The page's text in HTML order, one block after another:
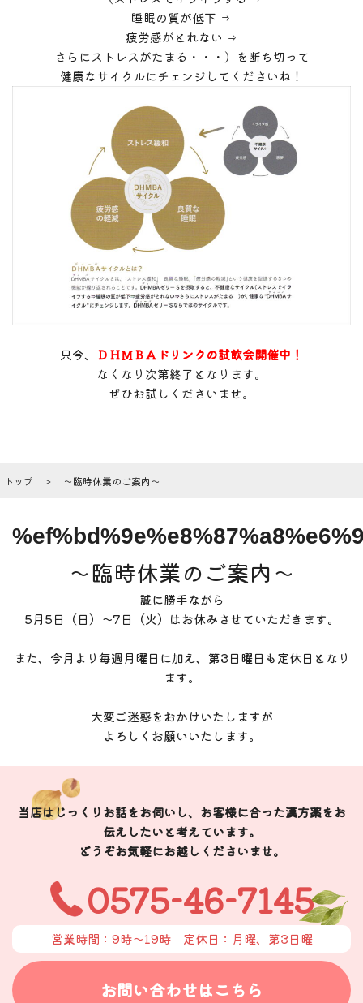
睡眠の質が低下 ⇒
疲労感がとれない ⇒
さらにストレスがたまる・・・）を断ち切って
健康なサイクルにチェンジしてくださいね！
只今、 ＤＨＭＢＡドリンクの試飲会開催中！
なくなり次第終了となります。
ぜひお試しくださいませ。
トップ ～臨時休業のご案内～
～臨時休業のご案内～
誠に勝手ながら
5月5日（日）～7日（火）はお休みさせていただきます。
また、今月より毎週月曜日に加え、第3日曜日も定休日となり
ます。
大変ご迷惑をおかけいたしますが
よろしくお願いいたします。
当店はじっくりお話をお伺いし、お客様に合った漢方薬をお
伝えしたいと考えています。
どうぞお気軽にお越しくださいませ。
0575-46-7145
営業時間：9時〜19時 定休日：月曜、第3日曜
お問い合わせはこちら